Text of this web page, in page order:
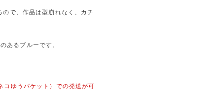
で、作品は型崩れなく、カチ
あるブルーです。
ゆうパケット）での発送が可